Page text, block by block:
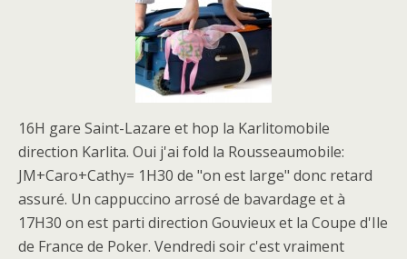
16H gare Saint-Lazare et hop la Karlitomobile
direction Karlita. Oui j'ai fold la Rousseaumobile:
JM+Caro+Cathy= 1H30 de "on est large" donc retard
assuré. Un cappuccino arrosé de bavardage et à
17H30 on est parti direction Gouvieux et la Coupe d'Ile
de France de Poker. Vendredi soir c'est vraiment